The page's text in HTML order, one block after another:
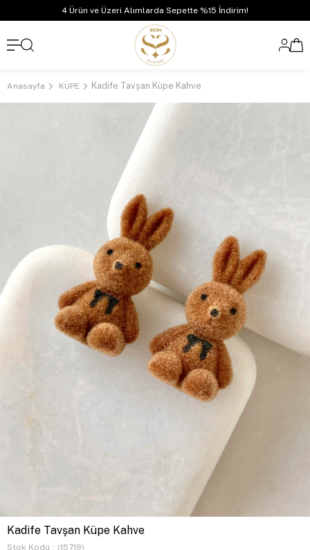
4 Ürün ve Üzeri Alımlarda Sepette %15 İndirim!
Anasayfa KÜPE Kadife Tavşan Küpe Kahve
Kadife Tavşan Küpe Kahve
Stok Kodu (15719)